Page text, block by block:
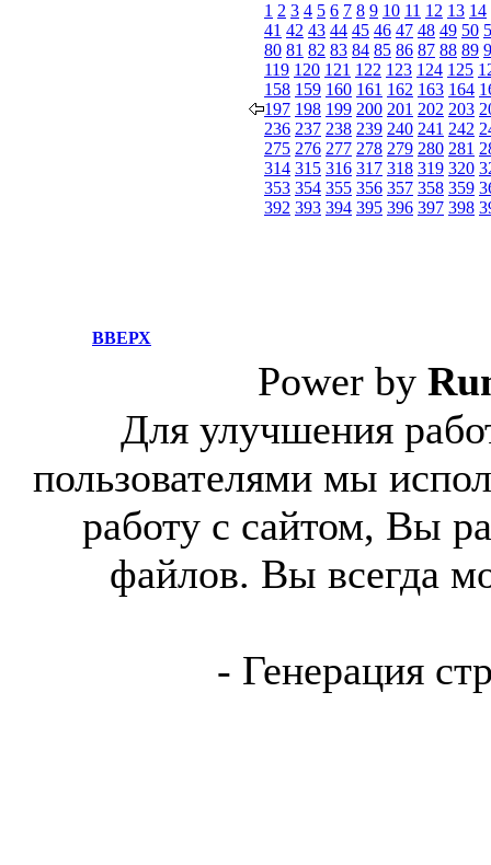
1 2 3 4 5 6 7 8 9 10 11 12 13 14
41 42 43 44 45 46 47 48 49 50
80 81 82 83 84 85 86 87 88 89
119 120 121 122 123 124 125
158 159 160 161 162 163 164
197 198 199 200 201 202 203
236 237 238 239 240 241 242
275 276 277 278 279 280 281
314 315 316 317 318 319 320
353 354 355 356 357 358 359
392 393 394 395 396 397 398
ВВЕРХ
Power by
Для улучшения
пользователями мы
работу с сайтом, Вы
файлов. Вы всегда
- Генерация